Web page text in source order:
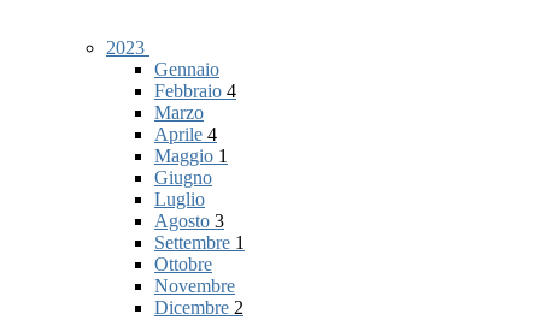
2023
Gennaio
Febbraio 4
Marzo
Aprile 4
Maggio 1
Giugno
Luglio
Agosto 3
Settembre 1
Ottobre
Novembre
Dicembre 2